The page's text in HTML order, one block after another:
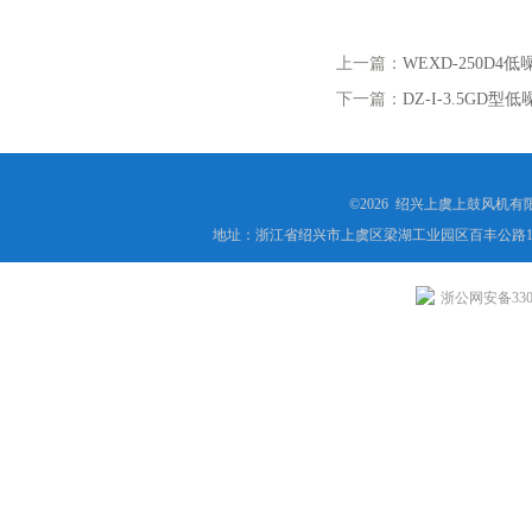
上一篇： WEXD-250D4低
下一篇： DZ-I-3.5GD型低
©2026 绍兴上虞上鼓风机有
地址：浙江省绍兴市上虞区梁湖工业园区百丰公路
浙公网安备